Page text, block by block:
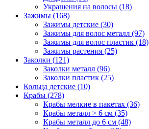
Украшения на волосы (18)
Зажимы (168)
Зажимы детские (30)
Зажимы для волос металл (97)
Зажимы для волос пластик (18)
Зажимы растения (25)
Заколки (121)
Заколки металл (96)
Заколки пластик (25)
Кольца детские (10)
Крабы (278)
Крабы мелкие в пакетах (36)
Крабы металл > 6 см (35)
Крабы металл до 6 см (48)